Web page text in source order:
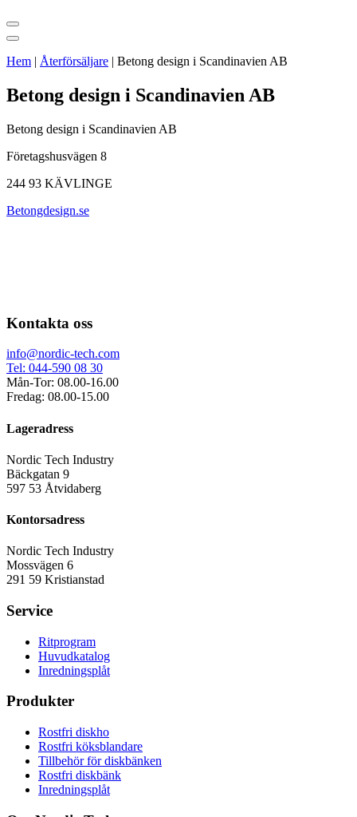
Hem | Återförsäljare | Betong design i Scandinavien AB
Betong design i Scandinavien AB
Betong design i Scandinavien AB
Företagshusvägen 8
244 93 KÄVLINGE
Betongdesign.se
Kontakta oss
info@nordic-tech.com
Tel: 044-590 08 30
Mån-Tor: 08.00-16.00
Fredag: 08.00-15.00
Lageradress
Nordic Tech Industry
Bäckgatan 9
597 53 Åtvidaberg
Kontorsadress
Nordic Tech Industry
Mossvägen 6
291 59 Kristianstad
Service
Ritprogram
Huvudkatalog
Inredningsplåt
Produkter
Rostfri diskho
Rostfri köksblandare
Tillbehör för diskbänken
Rostfri diskbänk
Inredningsplåt